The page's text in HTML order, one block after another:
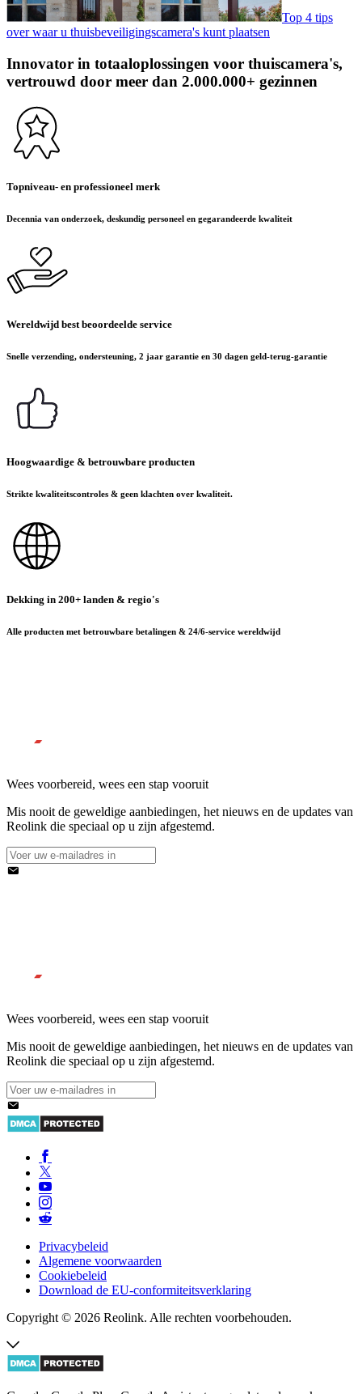
Top 4 tips
over waar u thuisbeveiligingscamera's kunt plaatsen
Innovator in totaaloplossingen voor thuiscamera's,
vertrouwd door meer dan 2.000.000+ gezinnen
Topniveau- en professioneel merk
Decennia van onderzoek, deskundig personeel en gegarandeerde kwaliteit
Wereldwijd best beoordeelde service
Snelle verzending, ondersteuning, 2 jaar garantie en 30 dagen geld-terug-garantie
Hoogwaardige & betrouwbare producten
Strikte kwaliteitscontroles & geen klachten over kwaliteit.
Dekking in 200+ landen & regio's
Alle producten met betrouwbare betalingen & 24/6-service wereldwijd
Wees voorbereid, wees een stap vooruit
Mis nooit de geweldige aanbiedingen, het nieuws en de updates van
Reolink die speciaal op u zijn afgestemd.
Wees voorbereid, wees een stap vooruit
Mis nooit de geweldige aanbiedingen, het nieuws en de updates van
Reolink die speciaal op u zijn afgestemd.
Privacybeleid
Algemene voorwaarden
Cookiebeleid
Download de EU-conformiteitsverklaring
Copyright © 2026 Reolink. Alle rechten voorbehouden.